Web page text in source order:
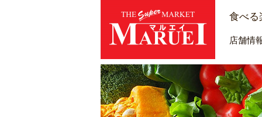
食べる
店舗情